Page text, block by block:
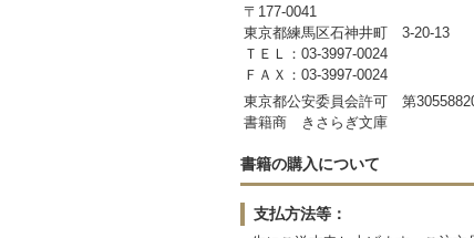
〒177-0041
東京都練馬区石神井町 3-20-13
ＴＥＬ：03-3997-0024
ＦＡＸ：03-3997-0024
東京都公安委員会許可 第
書籍商 きさらぎ文庫
書籍の購入について
支払方法等：